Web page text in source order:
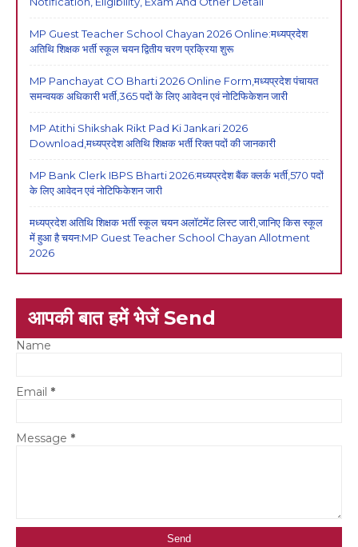
MP Guest Teacher School Chayan 2026 Online:मध्यप्रदेश
अतिथि शिक्षक भर्ती स्कूल चयन द्वितीय चरण प्रक्रिया शुरू
MP Panchayat CO Bharti 2026 Online Form,मध्यप्रदेश पंचायत
समन्वयक अधिकारी भर्ती,365 पदों के लिए आवेदन एवं नोटिफिकेशन जारी
MP Atithi Shikshak Rikt Pad Ki Jankari 2026
Download,मध्यप्रदेश अतिथि शिक्षक भर्ती रिक्त पदों की जानकारी
MP Bank Clerk IBPS Bharti 2026:मध्यप्रदेश बैंक क्लर्क भर्ती,570 पदों
के लिए आवेदन एवं नोटिफिकेशन जारी
मध्यप्रदेश अतिथि शिक्षक भर्ती स्कूल चयन अलॉटमेंट लिस्ट जारी,जानिए किस स्कूल
में हुआ है चयन:MP Guest Teacher School Chayan Allotment
2026
आपकी बात हमें भेजें Send
Name
Email *
Message *